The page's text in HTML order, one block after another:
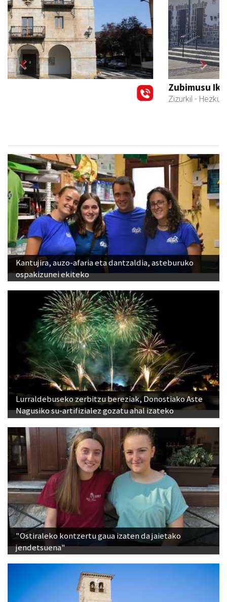
Previous Next
Kantujira, auzo-afaria eta dantzaldia, asteburuko
ospakizunei ekiteko
Lurraldebuseko zerbitzu bereziak, Donostiako Aste
Nagusiko su-artifizialez gozatu ahal izateko
"Ostiraleko kontzertu gaua izaten da jaietako
jendetsuena"